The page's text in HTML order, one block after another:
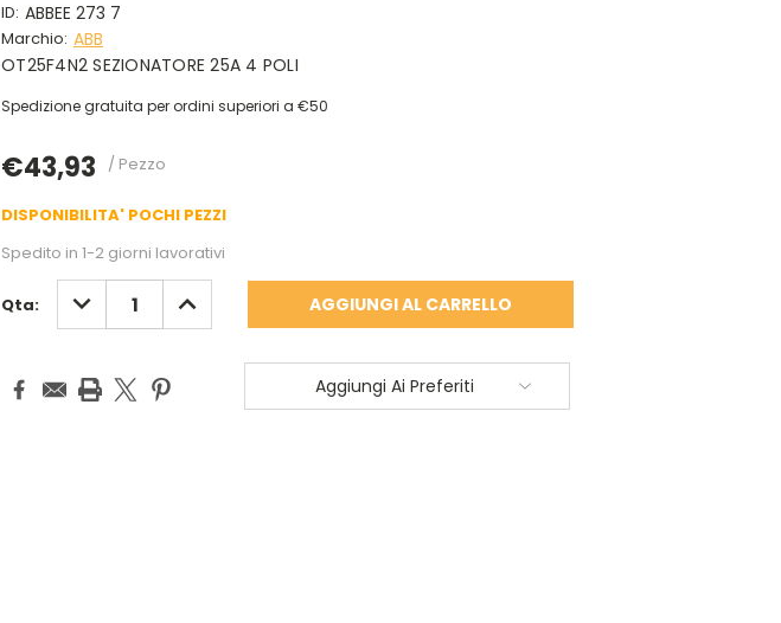
ID: ABBEE 273 7
Marchio: ABB
OT25F4N2 SEZIONATORE 25A 4 POLI
Spedizione gratuita per ordini superiori a €50
€43,93 / Pezzo
DISPONIBILITA' POCHI PEZZI
Spedito in 1-2 giorni lavorativi
Qta: DIMINUISCI
QUANTITÀ:
AUMENTA
QUANTITÀ:
Aggiungi Ai Preferiti